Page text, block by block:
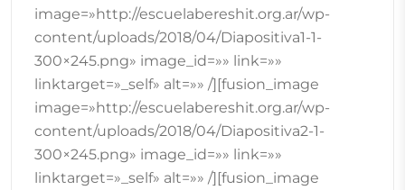
image=»http://escuelabereshit.org.ar/wp-
content/uploads/2018/04/Diapositiva1-1-
300×245.png» image_id=»» link=»»
linktarget=»_self» alt=»» /][fusion_image
image=»http://escuelabereshit.org.ar/wp-
content/uploads/2018/04/Diapositiva2-1-
300×245.png» image_id=»» link=»»
linktarget=»_self» alt=»» /][fusion_image